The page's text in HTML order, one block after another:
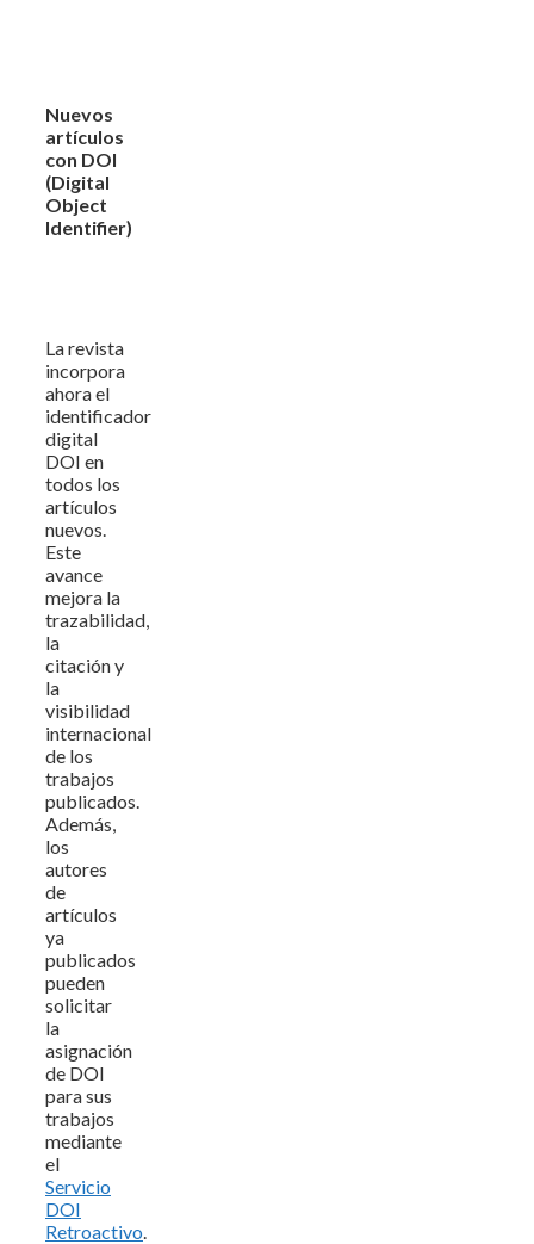
Nuevos
artículos
con DOI
(Digital
Object
Identifier)
La revista
incorpora
ahora el
identificador
digital
DOI en
todos los
artículos
nuevos.
Este
avance
mejora la
trazabilidad,
la
citación y
la
visibilidad
internacional
de los
trabajos
publicados.
Además,
los
autores
de
artículos
ya
publicados
pueden
solicitar
la
asignación
de DOI
para sus
trabajos
mediante
el
Servicio
DOI
Retroactivo